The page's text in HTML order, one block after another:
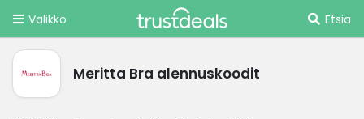
Valikko Etsiä
Meritta Bra alennuskoodit